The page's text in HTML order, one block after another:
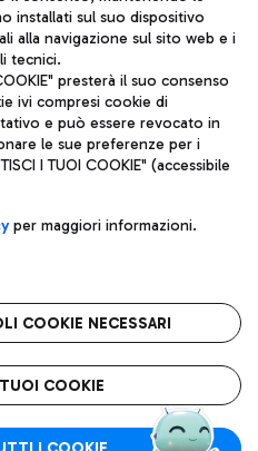
raggiungere l'aeroporto
con il servizio di taxi a
pausa gustosa in aeroporto
soggetta a direzione e
di Roma 13032990155 P.
vers.
1 - 00054 Fiumicino (RM)
Note legali
FCO
stellato
installati sul suo dispositivo
alla navigazione sul sito web e i
tecnici.
presterà il suo consenso
ivi compresi cookie di
e può essere revocato in
le sue preferenze per i
I TUOI COOKIE" (accessibile
per maggiori informazioni.
COOKIE NECESSARI
COOKIE